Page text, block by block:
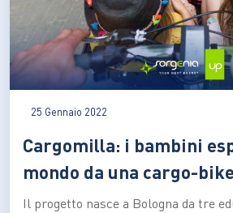
25 Gennaio 2022
Cargomilla: i bambini
mondo da una cargo-bike
Il progetto nasce a Bologna da tre